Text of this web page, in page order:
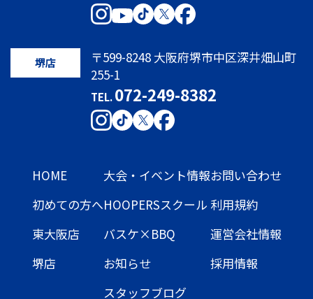
堺店
〒599-8248 大阪府堺市中区深井畑山町
255-1
TEL.072-249-8382
HOME
初めての方へ
東大阪店
堺店
大会・イベント情報
HOOPERSスクール
バスケ×BBQ
お知らせ
スタッフブログ
お問い合わせ
利用規約
運営会社情報
採用情報